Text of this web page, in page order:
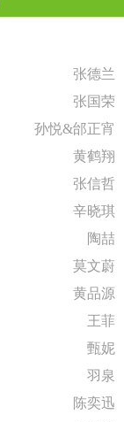
张德兰
张国荣
孙悦&邰正宵
黄鹤翔
张信哲
辛晓琪
陶喆
莫文蔚
黄品源
王菲
甄妮
羽泉
陈奕迅